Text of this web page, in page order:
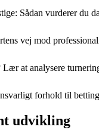
Sådan vurderer du
vej mod
at analysere
forhold til betting
udvikling